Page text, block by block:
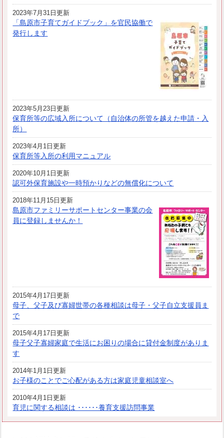
2023年7月31日更新
「島原市子育てガイドブック」を官民協働で
発行します
2023年5月23日更新
保育所等の広域入所について（自治体の所管を越えた申請・入
所）
2023年4月1日更新
保育所等入所の利用マニュアル
2020年10月1日更新
認可外保育施設や一時預かりなどの無償化について
2018年11月15日更新
島原市ファミリーサポートセンター事業の会
員に登録しませんか！
2015年4月17日更新
母子、父子及び寡婦世帯の各種相談は母子・父子自立支援員ま
で
2015年4月17日更新
母子父子寡婦家庭で生活にお困りの場合に貸付金制度がありま
す
2014年1月1日更新
お子様のことでご心配がある方は家庭児童相談室へ
2010年4月1日更新
育児に関する相談は ･･････養育支援訪問事業